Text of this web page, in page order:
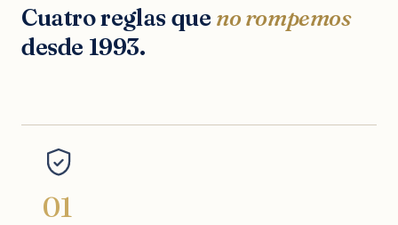
Cuatro reglas que no rompemos
desde 1993.
01